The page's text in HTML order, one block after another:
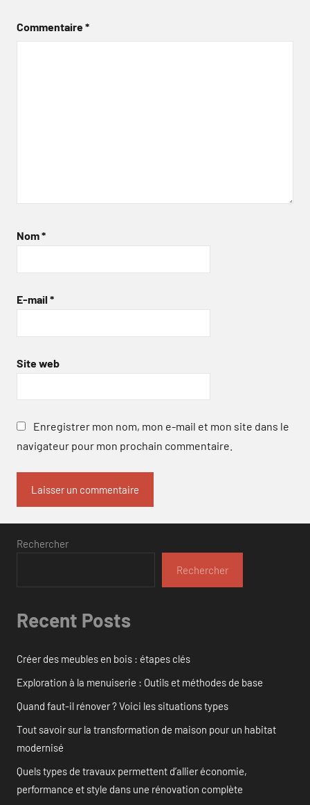
Commentaire*
Nom*
E-mail *
Site web
Enregistrer mon nom, mon e-mail et mon site dans le
navigateur pour mon prochain commentaire.
Rechercher
Rechercher
Recent Posts
Créer des meubles en bois : étapes clés
Exploration à la menuiserie : Outils et méthodes de base
Quand faut-il rénover ? Voici les situations types
Tout savoir sur la transformation de maison pour un habitat
modernisé
Quels types de travaux permettent d’allier économie,
performance et style dans une rénovation complète